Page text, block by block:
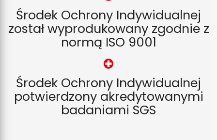
Środek Ochrony Indywidualnej
został wyprodukowany zgodnie z
normą ISO 9001
Środek Ochrony Indywidualnej
potwierdzony akredytowanymi
badaniami SGS